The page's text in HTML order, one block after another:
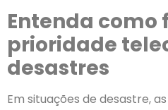
Entenda como
prioridade
desastres
Em situações de desastre,